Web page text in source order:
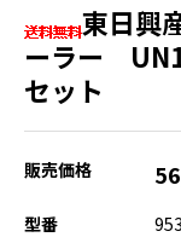
東日興
ーラー
セット
販売価格
型番